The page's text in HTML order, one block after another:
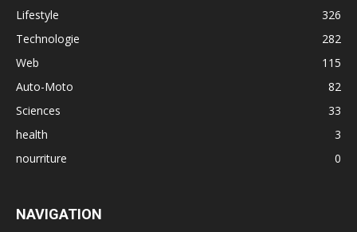
Lifestyle
326
Technologie
282
Web
115
Auto-Moto
82
Sciences
33
health
3
nourriture
0
NAVIGATION